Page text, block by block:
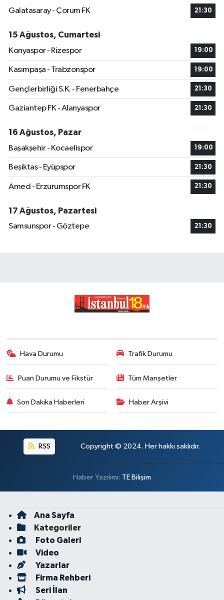
Galatasaray - Çorum FK
21:30
15 Ağustos, Cumartesi
Konyaspor - Rizespor
19:00
Kasımpaşa - Trabzonspor 19:00
Gençlerbirliği S.K. - Fenerbahçe 21:30
Gaziantep FK - Alanyaspor 21:30
16 Ağustos, Pazar
Başakşehir - Kocaelispor
19:00
Beşiktaş - Eyüpspor 21:30
Amed - Erzurumspor FK 21:30
17 Ağustos, Pazartesi
Samsunspor - Göztepe
21:30
Hava Durumu Trafik Durumu
Puan Durumu ve Fikstür Tüm Manşetler
Son Dakika Haberleri Haber Arşivi
RSS Copyright © 2024. Her hakkı saklıdır.
Haber Yazılımı: TE Bilişim
Ana Sayfa
Kategoriler
Foto Galeri
Video
Yazarlar
Firma Rehberi
Seri İlan